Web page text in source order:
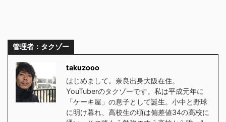
管理者：タクゾー
takuzooo
はじめまして。奈良出身大阪在住。
YouTuberのタクゾーです。私は平成元年に
「ケーキ屋」の息子として誕生。小中と野球
に明け暮れ、高校生の頃は偏差値34の高校に